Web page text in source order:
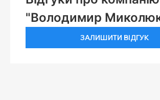
"Володимир
ЗАЛИШИТИ ВІДГУК